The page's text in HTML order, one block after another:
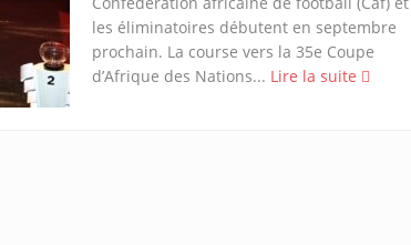
les éliminatoires débutent en septembre
prochain. La course vers la 35e Coupe
d’Afrique des Nations... Lire la suite